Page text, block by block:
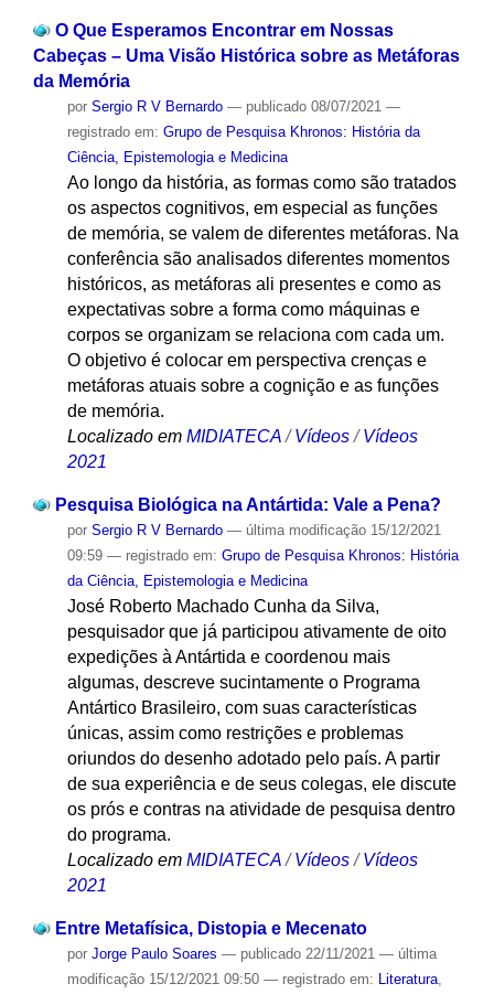
O Que Esperamos Encontrar em Nossas
Cabeças – Uma Visão Histórica sobre as Metáforas
da Memória
por Sergio R V Bernardo — publicado08/07/2021 —
registrado em: Grupo de Pesquisa Khronos: História da
Ciência, Epistemologia e Medicina
Ao longo da história, as formas como são tratados
os aspectos cognitivos, em especial as funções
de memória, se valem de diferentes metáforas. Na
conferência são analisados diferentes momentos
históricos, as metáforas ali presentes e como as
expectativas sobre a forma como máquinas e
corpos se organizam se relaciona com cada um.
O objetivo é colocar em perspectiva crenças e
metáforas atuais sobre a cognição e as funções
de memória.
Localizado em MIDIATECA /Vídeos /Vídeos
2021
Pesquisa Biológica na Antártida: Vale a Pena?
por Sergio R V Bernardo — última modificação15/12/2021
09:59 — registrado em: Grupo de Pesquisa Khronos: História
da Ciência, Epistemologia e Medicina
José Roberto Machado Cunha da Silva,
pesquisador que já participou ativamente de oito
expedições à Antártida e coordenou mais
algumas, descreve sucintamente o Programa
Antártico Brasileiro, com suas características
únicas, assim como restrições e problemas
oriundos do desenho adotado pelo país. A partir
de sua experiência e de seus colegas, ele discute
os prós e contras na atividade de pesquisa dentro
do programa.
Localizado em MIDIATECA /Vídeos /Vídeos
2021
Entre Metafísica, Distopia e Mecenato
por Jorge Paulo Soares — publicado22/11/2021 — última
modificação15/12/2021 09:50 — registrado em: Literatura,